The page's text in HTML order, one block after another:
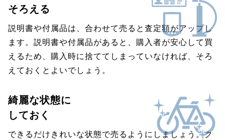
そろえる
説明書や付属品は、合わせて売ると査定額がアップし
ます。説明書や付属品があると、購入者が安心して買
えるため、購入時に捨ててしまっていなければ、そろ
えておくとよいでしょう。
綺麗な状態に
しておく
できるだけきれいな状態で売るようにしましょう。ク